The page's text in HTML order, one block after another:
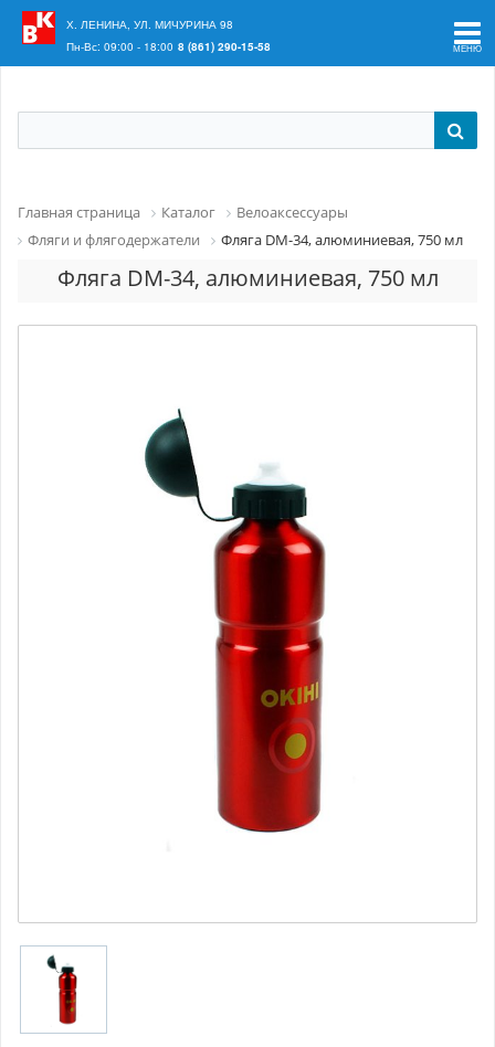
Ваш регион:
Х. ЛЕНИНА, УЛ. МИЧУРИНА 98
Пн-Вс: 09:00 - 18:00 8 (861) 290-15-58
Главная страница Каталог
Велоаксессуары
Фляги и флягодержатели
Фляга DM-34, алюминиевая, 750 мл
Фляга DM-34, алюминиевая, 750 мл